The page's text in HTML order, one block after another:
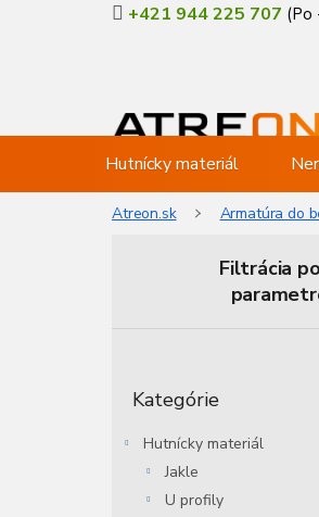
+421 944 225 707
Hutnícky materiál
Atreon.sk Armatúra do
Filtrácia
kategórie
Kategórie
Hutnícky materiál
Jakle
U profily